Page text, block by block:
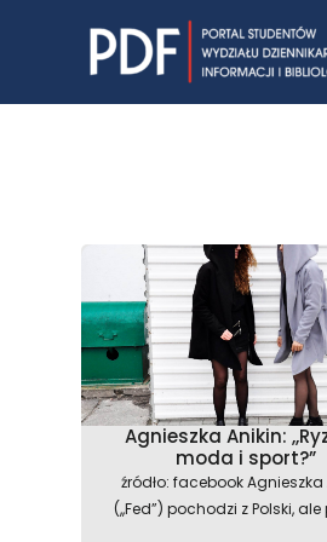
Agnieszka Anikin:
moda i sport?”
źródło: facebook Agnieszka
(,,Fed”) pochodzi z Polski, ale